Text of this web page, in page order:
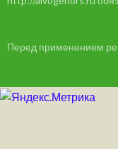
Перед применением